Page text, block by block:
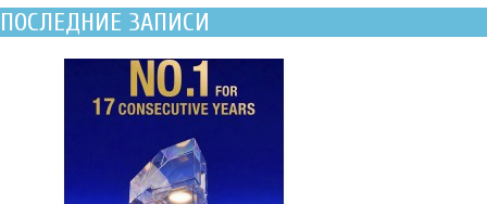
ПОСЛЕДНИЕ ЗАПИСИ